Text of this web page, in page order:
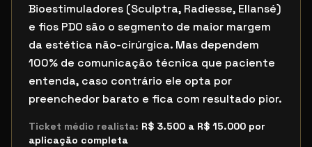
Bioestimuladores (Sculptra, Radiesse, Ellansé)
e fios PDO são o segmento de maior margem
da estética não-cirúrgica. Mas dependem
100% de comunicação técnica que paciente
entenda, caso contrário ele opta por
preenchedor barato e fica com resultado pior.
Ticket médio realista: R$ 3.500 a R$ 15.000 por
aplicação completa